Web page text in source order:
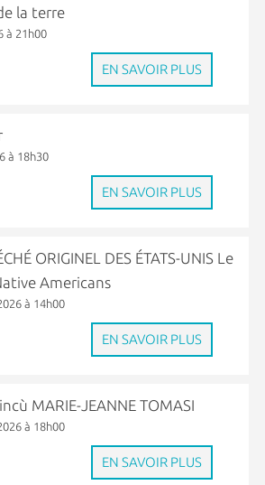
la terre
à 21h00
EN SAVOIR PLUS
à 18h30
EN SAVOIR PLUS
ORIGINEL DES ÉTATS-UNIS Le
Americans
à 14h00
EN SAVOIR PLUS
MARIE-JEANNE TOMASI
à 18h00
EN SAVOIR PLUS